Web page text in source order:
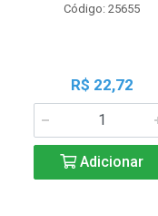
Código: 25655
R$ 22,72
Adicionar